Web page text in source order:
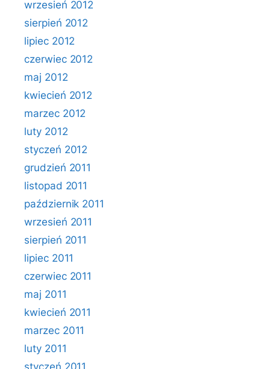
wrzesień 2012
sierpień 2012
lipiec 2012
czerwiec 2012
maj 2012
kwiecień 2012
marzec 2012
luty 2012
styczeń 2012
grudzień 2011
listopad 2011
październik 2011
wrzesień 2011
sierpień 2011
lipiec 2011
czerwiec 2011
maj 2011
kwiecień 2011
marzec 2011
luty 2011
styczeń 2011